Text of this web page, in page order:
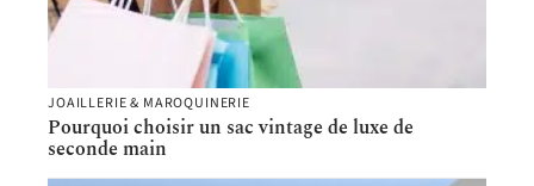
JOAILLERIE & MAROQUINERIE
Pourquoi choisir un sac vintage de luxe de
seconde main